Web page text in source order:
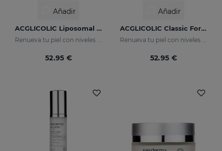
Añadir
ACGLICOLIC Liposomal Serum
Renueva tu piel con niveles de eficacia nunca antes alcanzados
52.95 €
Añadir
ACGLICOLIC Classic Forte Crema Gel
Renueva tu piel con niveles de eficacia nunca antes alcanzados
52.95 €